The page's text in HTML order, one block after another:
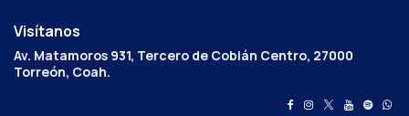
Visítanos
Av. Matamoros 931, Tercero de Cobián Centro, 27000
Torreón, Coah.